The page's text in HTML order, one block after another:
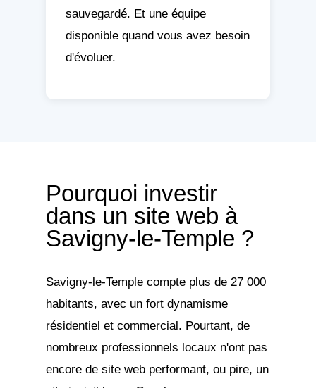
sauvegardé. Et une équipe
disponible quand vous avez besoin
d'évoluer.
Pourquoi investir
dans un site web à
Savigny-le-Temple ?
Savigny-le-Temple compte plus de 27 000
habitants, avec un fort dynamisme
résidentiel et commercial. Pourtant, de
nombreux professionnels locaux n'ont pas
encore de site web performant, ou pire, un